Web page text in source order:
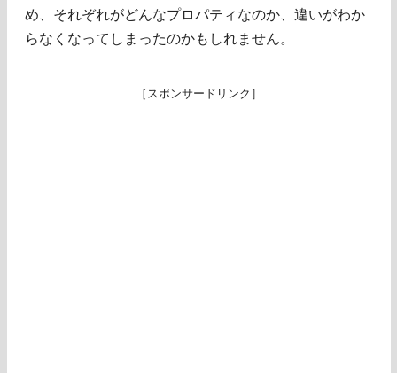
め、それぞれがどんなプロパティなのか、違いがわか
らなくなってしまったのかもしれません。
［スポンサードリンク］